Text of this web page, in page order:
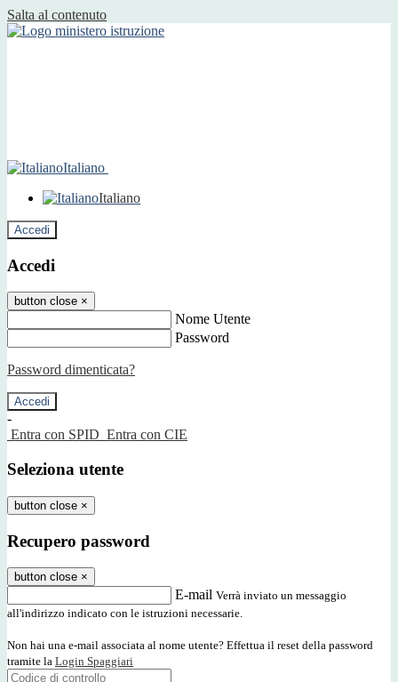
Salta al contenuto
Italiano
Italiano
Accedi
Accedi
button close ×
Nome Utente
Password
Password dimenticata?
-
Entra con SPID Entra con CIE
Seleziona utente
button close ×
Recupero password
button close ×
E-mail Verrà inviato un messaggio
all'indirizzo indicato con le istruzioni necessarie.
Non hai una e-mail associata al nome utente? Effettua il reset della password
tramite la Login Spaggiari